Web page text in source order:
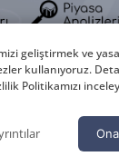
geliştirmek ve
kullanıyoruz.
Politikamızı